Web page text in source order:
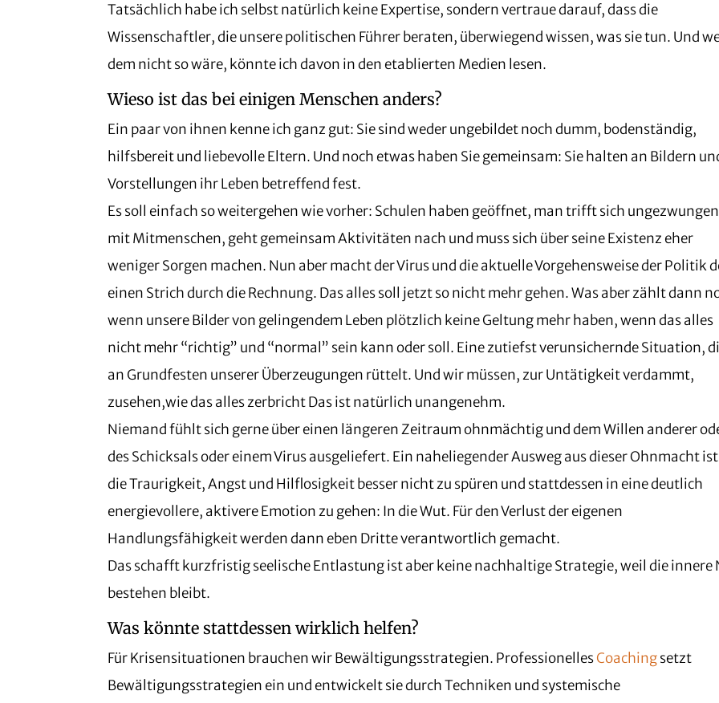
Tatsächlich habe ich selbst natürlich keine Expertise, sondern vertraue darauf, dass die
Wissenschaftler, die unsere politischen Führer beraten, überwiegend wissen, was sie tun. Und
dem nicht so wäre, könnte ich davon in den etablierten Medien lesen.
Wieso ist das bei einigen Menschen anders?
Ein paar von ihnen kenne ich ganz gut: Sie sind weder ungebildet noch dumm, bodenständig,
hilfsbereit und liebevolle Eltern. Und noch etwas haben Sie gemeinsam: Sie halten an Bildern
Vorstellungen ihr Leben betreffend fest.
Es soll einfach so weitergehen wie vorher: Schulen haben geöffnet, man trifft sich ungezwungen
mit Mitmenschen, geht gemeinsam Aktivitäten nach und muss sich über seine Existenz eher
weniger Sorgen machen. Nun aber macht der Virus und die aktuelle Vorgehensweise der Politik
einen Strich durch die Rechnung. Das alles soll jetzt so nicht mehr gehen. Was aber zählt dann
wenn unsere Bilder von gelingendem Leben plötzlich keine Geltung mehr haben, wenn das alles
nicht mehr “richtig” und “normal” sein kann oder soll. Eine zutiefst verunsichernde Situation,
an Grundfesten unserer Überzeugungen rüttelt. Und wir müssen, zur Untätigkeit verdammt,
zusehen,wie das alles zerbricht Das ist natürlich unangenehm.
Niemand fühlt sich gerne über einen längeren Zeitraum ohnmächtig und dem Willen anderer
des Schicksals oder einem Virus ausgeliefert. Ein naheliegender Ausweg aus dieser Ohnmacht ist
die Traurigkeit, Angst und Hilflosigkeit besser nicht zu spüren und stattdessen in eine deutlich
energievollere, aktivere Emotion zu gehen: In die Wut. Für den Verlust der eigenen
Handlungsfähigkeit werden dann eben Dritte verantwortlich gemacht.
Das schafft kurzfristig seelische Entlastung ist aber keine nachhaltige Strategie, weil die innere
bestehen bleibt.
Was könnte stattdessen wirklich helfen?
Für Krisensituationen brauchen wir Bewältigungsstrategien. ProfessionellesCoachingsetzt
Bewältigungsstrategien ein und entwickelt sie durch Techniken und systemische